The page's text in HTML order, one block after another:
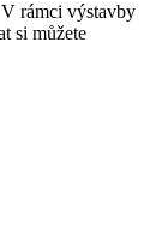
rámci výstavby
si můžete